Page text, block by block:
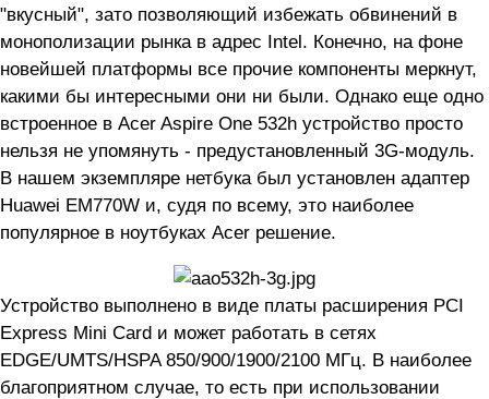
"вкусный", зато позволяющий избежать обвинений в
монополизации рынка в адрес Intel. Конечно, на фоне
новейшей платформы все прочие компоненты меркнут,
какими бы интересными они ни были. Однако еще одно
встроенное в Acer Aspire One 532h устройство просто
нельзя не упомянуть - предустановленный 3G-модуль.
В нашем экземпляре нетбука был установлен адаптер
Huawei EM770W и, судя по всему, это наиболее
популярное в ноутбуках Acer решение.
Устройство выполнено в виде платы расширения PCI
Express Mini Card и может работать в сетях
EDGE/UMTS/HSPA 850/900/1900/2100 МГц. В наиболее
благоприятном случае, то есть при использовании